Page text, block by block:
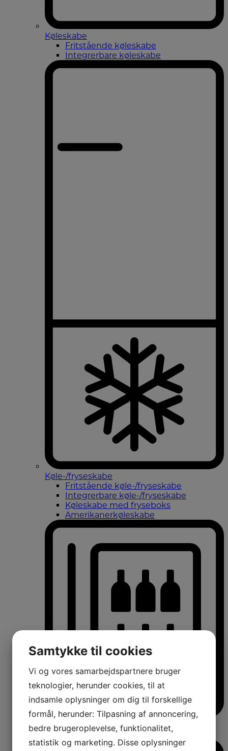
Køleskabe
Fritstående køleskabe
Integrerbare køleskabe
Køle-/fryseskabe
Fritstående køle-/fryseskabe
Integrerbare køle-/fryseskabe
Køleskabe med fryseboks
Amerikanerkøleskabe
Vinkøleskabe
Vinkøleskabe
Samtykke til cookies
Vi og vores samarbejdspartnere bruger
teknologier, herunder cookies, til at
indsamle oplysninger om dig til forskellige
formål, herunder: Tilpasning af annoncering,
bedre brugeroplevelse, funktionalitet,
statistik og marketing. Disse oplysninger